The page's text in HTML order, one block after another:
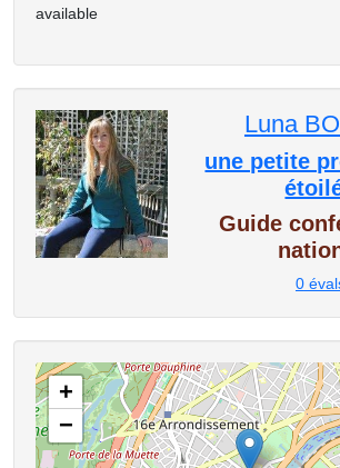
available
Luna
une petite
Guide
0
+
−